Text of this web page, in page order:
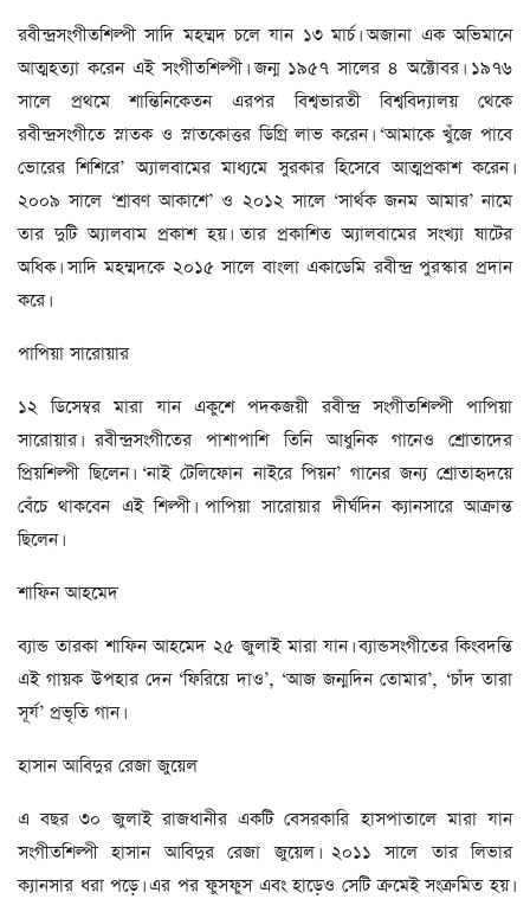
রবীন্দ্রসংগীতশিল্পী সাদি মহম্মদ চলে যান ১৩ মার্চ। অজানা এক অভিমানে
আত্মহত্যা করেন এই সংগীতশিল্পী। জন্ম ১৯৫৭ সালের ৪ অক্টোবর। ১৯৭৬
সালে প্রথমে শান্তিনিকেতন এরপর বিশ্বভারতী বিশ্ববিদ্যালয় থেকে
রবীন্দ্রসংগীতে স্নাতক ও স্নাতকোত্তর ডিগ্রি লাভ করেন। ‘আমাকে খুঁজে পাবে
ভোরের শিশিরে’ অ্যালবামের মাধ্যমে সুরকার হিসেবে আত্মপ্রকাশ করেন।
২০০৯ সালে ‘শ্রাবণ আকাশে’ ও ২০১২ সালে ‘সার্থক জনম আমার’ নামে
তার দুটি অ্যালবাম প্রকাশ হয়। তার প্রকাশিত অ্যালবামের সংখ্যা ষাটের
অধিক। সাদি মহম্মদকে ২০১৫ সালে বাংলা একাডেমি রবীন্দ্র পুরস্কার প্রদান
করে।
পাপিয়া সারোয়ার
১২ ডিসেম্বর মারা যান একুশে পদকজয়ী রবীন্দ্র সংগীতশিল্পী পাপিয়া
সারোয়ার। রবীন্দ্রসংগীতের পাশাপাশি তিনি আধুনিক গানেও শ্রোতাদের
প্রিয়শিল্পী ছিলেন। ‘নাই টেলিফোন নাইরে পিয়ন’ গানের জন্য শ্রোতাহৃদয়ে
বেঁচে থাকবেন এই শিল্পী। পাপিয়া সারোয়ার দীর্ঘদিন ক্যানসারে আক্রান্ত
ছিলেন।
শাফিন আহমেদ
ব্যান্ড তারকা শাফিন আহমেদ ২৫ জুলাই মারা যান। ব্যান্ডসংগীতের কিংবদন্তি
এই গায়ক উপহার দেন ‘ফিরিয়ে দাও’, ‘আজ জন্মদিন তোমার’, ‘চাঁদ তারা
সূর্য’ প্রভৃতি গান।
হাসান আবিদুর রেজা জুয়েল
এ বছর ৩০ জুলাই রাজধানীর একটি বেসরকারি হাসপাতালে মারা যান
সংগীতশিল্পী হাসান আবিদুর রেজা জুয়েল। ২০১১ সালে তার লিভার
ক্যানসার ধরা পড়ে। এর পর ফুসফুস এবং হাড়েও সেটি ক্রমেই সংক্রমিত হয়।